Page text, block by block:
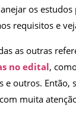
os estudos
requisitos e
as outras
no edital,
e outros. Então,
muita